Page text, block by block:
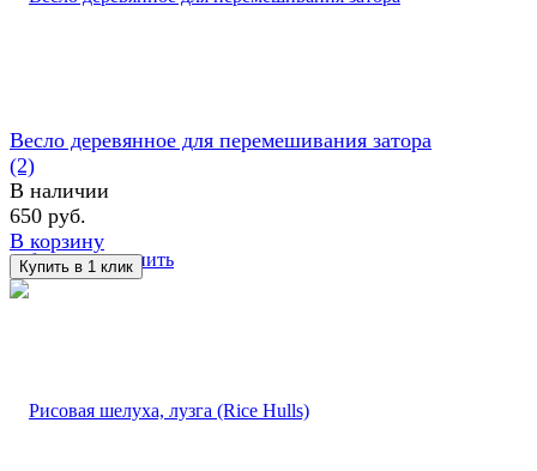
избранное сравнить
Весло деревянное для перемешивания затора
(2)
В наличии
650 руб.
В корзину